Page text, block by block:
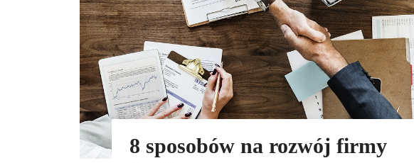
8 sposobów na rozwój firmy